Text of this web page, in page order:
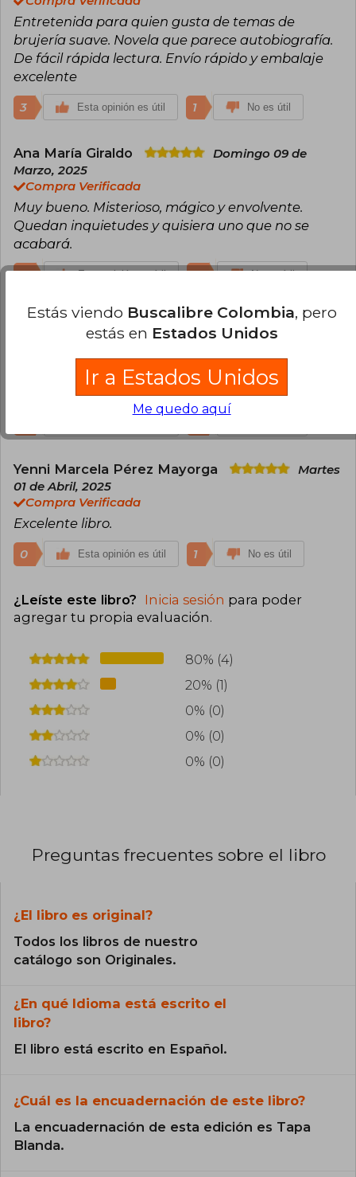
Entretenida para quien gusta de temas de
brujería suave. Novela que parece autobiografía.
De fácil rápida lectura. Envío rápido y embalaje
excelente
3 Esta opinión es útil 1 No es útil
Ana María Giraldo
Domingo 09 de
Marzo, 2025
Compra Verificada
Muy bueno. Misterioso, mágico y envolvente.
Quedan inquietudes y quisiera uno que no se
acabará.
0 Esta opinión es útil 0 No es útil
Paula Andrea Jaramillo
Lunes 17 de
Marzo, 2025
Me encantó! No quieres parar de leer, ame la
forma de escribir de la autora
Yenni Marcela Pérez Mayorga
Martes
01 de Abril, 2025
Compra Verificada
Excelente libro.
0 Esta opinión es útil 1 No es útil
¿Leíste este libro? Inicia sesión para poder
agregar tu propia evaluación.
80% (4)
20% (1)
0% (0)
0% (0)
0% (0)
Preguntas frecuentes sobre el libro
¿El libro es original?
Todos los libros de nuestro
catálogo son Originales.
¿En qué Idioma está escrito el
libro?
El libro está escrito en Español.
¿Cuál es la encuadernación de este libro?
La encuadernación de esta edición es Tapa
Blanda.
Estás viendo Buscalibre Colombia, pero
estás en Estados Unidos
Ir a Estados Unidos
Me quedo aquí